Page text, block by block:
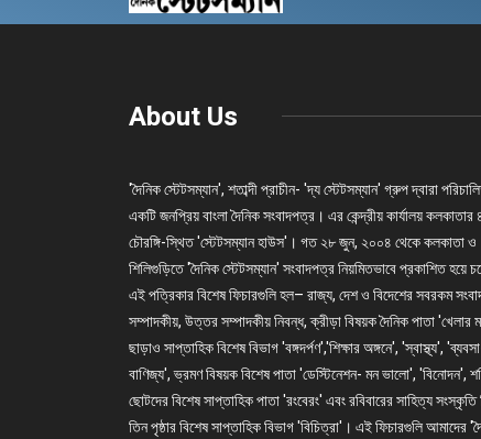
About Us
'দৈনিক স্টেটসম্যান', শতাব্দী প্রাচীন- 'দ্য স্টেটসম্যান' গ্রুপ দ্বারা
একটি জনপ্রিয় বাংলা দৈনিক সংবাদপত্র। এর কেন্দ্রীয় কার্যালয় কলকাতার
চৌরঙ্গি-স্থিত 'স্টেটসম্যান হাউস'। গত ২৮ জুন, ২০০৪ থেকে কলকাতা ও
শিলিগুড়িতে 'দৈনিক স্টেটসম্যান' সংবাদপত্র নিয়মিতভাবে প্রকাশিত হয়ে
এই পত্রিকার বিশেষ ফিচারগুলি হল– রাজ্য, দেশ ও বিদেশের সবরকম
সম্পাদকীয়, উত্তর সম্পাদকীয় নিবন্ধ, ক্রীড়া বিষয়ক দৈনিক পাতা 'খেলার
ছাড়াও সাপ্তাহিক বিশেষ বিভাগ 'বঙ্গদর্পণ','শিক্ষার অঙ্গনে', 'স্বাস্থ্য',
বাণিজ্য', ভ্রমণ বিষয়ক বিশেষ পাতা 'ডেস্টিনেশন- মন ভালো', 'বিনোদন',
ছোটদের বিশেষ সাপ্তাহিক পাতা 'রংবেরং' এবং রবিবারের সাহিত্য
তিন পৃষ্ঠার বিশেষ সাপ্তাহিক বিভাগ 'বিচিত্রা'। এই ফিচারগুলি আমাদের